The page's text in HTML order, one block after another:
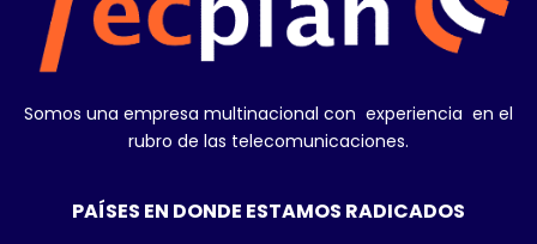
Somos una empresa multinacional con experiencia en el
rubro de las telecomunicaciones.
PAÍSES EN DONDE ESTAMOS RADICADOS